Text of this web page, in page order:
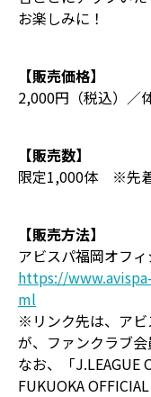
お楽しみに！
【販売価格】
2,000円（税込）／
【販売数】
限定1,000体 ※先着
【販売方法】
アビスパ福岡オフ
https://
ml
※リンク先は、アビ
が、ファンクラブ会
なお、「J.LEAGUE
FUKUOKA